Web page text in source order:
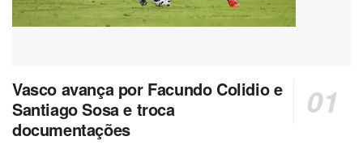
Vasco avança por Facundo Colidio e
Santiago Sosa e troca
documentações